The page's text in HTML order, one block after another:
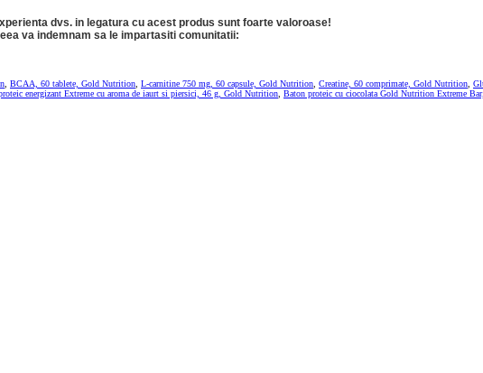
dvs. in legatura cu acest produs sunt foarte valoroase!
va indemnam sa le impartasiti comunitatii:
BCAA, 60 tablete, Gold Nutrition L-carnitine 750 mg, 60 capsule, Gold Nutrition Creatine, 60 comprimate, Gold Nutrition
energizant Extreme cu aroma de iaurt si piersici, 46 g, Gold Nutrition Baton proteic cu ciocolata Gold Nutrition Extreme